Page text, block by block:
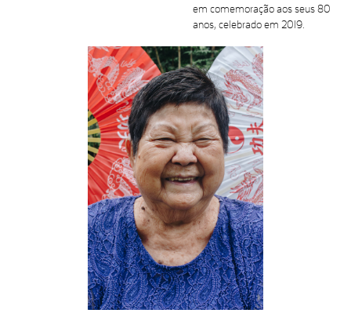
em comemoração aos seus 80
anos, celebrado em 2019.